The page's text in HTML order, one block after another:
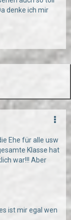
denke ich mir
Ehe für alle usw
Klasse hat
war!!! Aber
ist mir egal wen